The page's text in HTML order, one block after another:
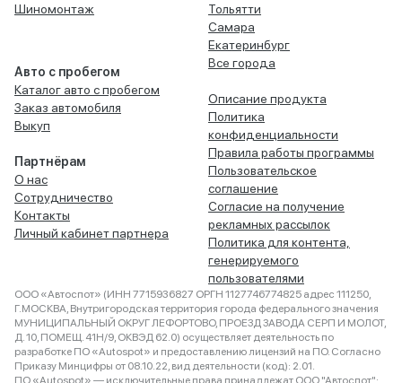
Шиномонтаж
Авто с пробегом
Каталог авто с пробегом
Заказ автомобиля
Выкуп
Партнёрам
О нас
Сотрудничество
Контакты
Личный кабинет партнера
Тольятти
Самара
Екатеринбург
Все города
Описание продукта
Политика
конфиденциальности
Правила работы программы
Пользовательское
соглашение
Согласие на получение
рекламных рассылок
Политика для контента,
генерируемого
пользователями
ООО «Автоспот» (ИНН 7715936827 ОРГН 1127746774825 адрес 111250,
Г.МОСКВА, Внутригородская территория города федерального значения
МУНИЦИПАЛЬНЫЙ ОКРУГ ЛЕФОРТОВО, ПРОЕЗД ЗАВОДА СЕРП И МОЛОТ,
Д. 10, ПОМЕЩ. 41Н/9, ОКВЭД 62.0) осуществляет деятельность по
разработке ПО «Autospot» и предоставлению лицензий на ПО. Согласно
Приказу Минцифры от 08.10.22, вид деятельности (код): 2.01.
ПО «Autospot» — исключительные права принадлежат ООО "Автоспот":